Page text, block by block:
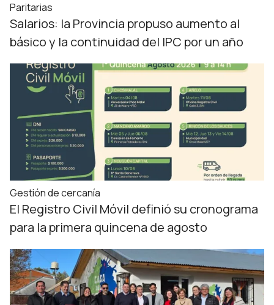
Paritarias
Salarios: la Provincia propuso aumento al
básico y la continuidad del IPC por un año
Gestión de cercanía
El Registro Civil Móvil definió su cronograma
para la primera quincena de agosto